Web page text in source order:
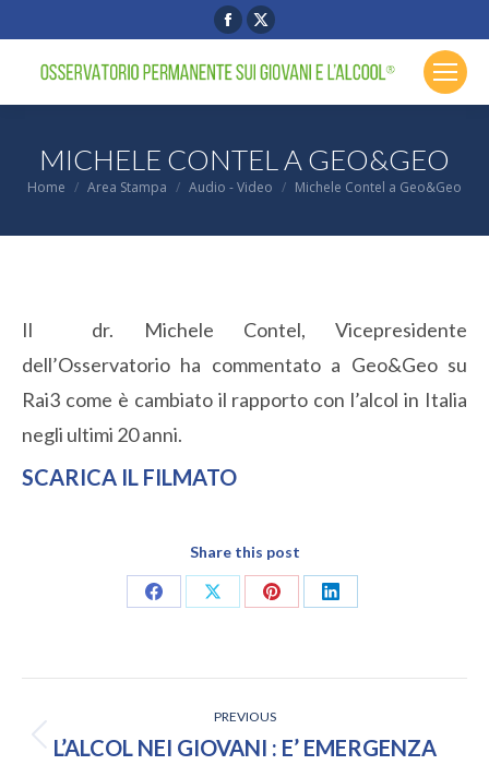
Facebook
page
opens
in
window
X
page
opens
in
window
MICHELE CONTEL A GEO&GEO
You are here:
Home Area Stampa Audio - Video Michele Contel a Geo&Geo
Il dr. Michele Contel, Vicepresidente
dell’Osservatorio ha commentato a Geo&Geo su
Rai3 come è cambiato il rapporto con l’alcol in Italia
negli ultimi 20 anni.
SCARICA IL FILMATO
Share this post
Share
Share
Share
Share
NAVIGATION
PREVIOUS
Previous
L’ALCOL NEI GIOVANI : E’ EMERGENZA